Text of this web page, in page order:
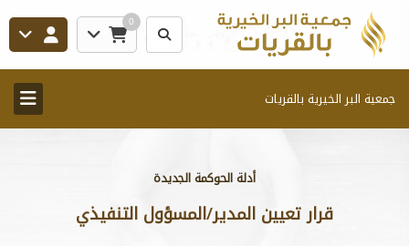
0
جمعية البر الخيرية بالقريات
أدلة الحوكمة الجديدة
قرار تعيين المدير/المسؤول التنفيذي